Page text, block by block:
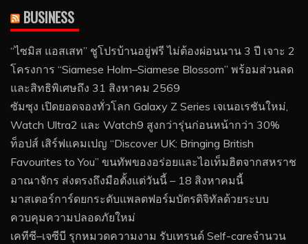
BUSINESS
“ไซมิส แอสเสท” ชูโปรบ้านอยู่ฟรี ไม่ต้องผ่อนนาน 3 ปี เจาะ 2
โครงการ “Siamese Holm–Siamese Blossom” พร้อมส่วนลด
และสิทธิพิเศษถึง 31 สิงหาคม 2569
ซัมซุง เปิดยอดจองทั่วโลก Galaxy Z Series เจเนอเรชันใหม่,
Watch Ultra2 และ Watch9 สูงกว่ารุ่นก่อนหน้ากว่า 30%
ท็อปส์ เสิร์ฟแคมเปญ “Discover UK: Bringing British
Favourites to You” ขนทัพของอร่อยและไอเท็มฮิตจากสหราช
อาณาจักร ส่งตรงถึงมือตั้งแต่วันนี้ – 18 สิงหาคมนี้
มาสเตอร์การ์ดยกระดับแพลตฟอร์มบัตรดิจิทัลด้วยระบบ
ควบคุมความปลอดภัยใหม่
เคทีซี–เจซีบี รุกหมวดความงาม รับเทรนด์ Self-careจำนวน